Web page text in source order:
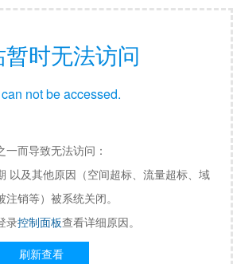
时无法访问
not be accessed.
而导致无法访问：
以及其他原因（空间超标、流量超标、域
销等）被系统关闭。
录控制面板查看详细原因。
刷新查看